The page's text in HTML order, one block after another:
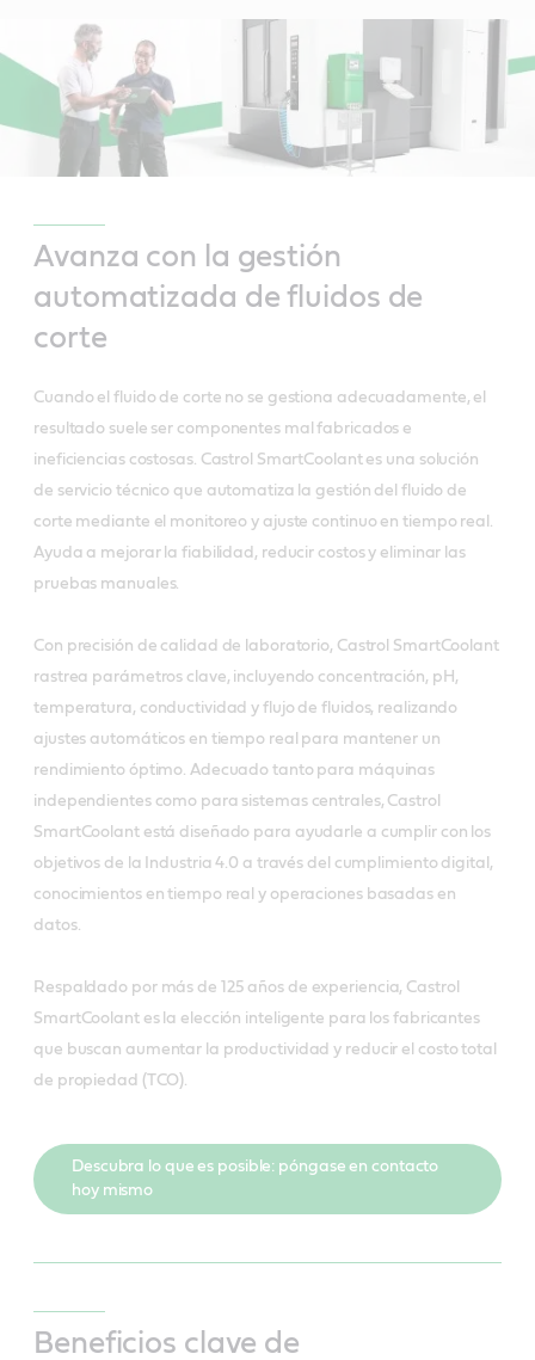
Avanza con la gestión
automatizada de fluidos de
corte
Cuando el fluido de corte no se gestiona adecuadamente, el
resultado suele ser componentes mal fabricados e
ineficiencias costosas. Castrol SmartCoolant es una solución
de servicio técnico que automatiza la gestión del fluido de
corte mediante el monitoreo y ajuste continuo en tiempo real.
Ayuda a mejorar la fiabilidad, reducir costos y eliminar las
pruebas manuales.
Con precisión de calidad de laboratorio, Castrol SmartCoolant
rastrea parámetros clave, incluyendo concentración, pH,
temperatura, conductividad y flujo de fluidos, realizando
ajustes automáticos en tiempo real para mantener un
rendimiento óptimo. Adecuado tanto para máquinas
independientes como para sistemas centrales, Castrol
SmartCoolant está diseñado para ayudarle a cumplir con los
objetivos de la Industria 4.0 a través del cumplimiento digital,
conocimientos en tiempo real y operaciones basadas en
datos.
Respaldado por más de 125 años de experiencia, Castrol
SmartCoolant es la elección inteligente para los fabricantes
que buscan aumentar la productividad y reducir el costo total
de propiedad (TCO).
Descubra lo que es posible: póngase en contacto
hoy mismo
Beneficios clave de